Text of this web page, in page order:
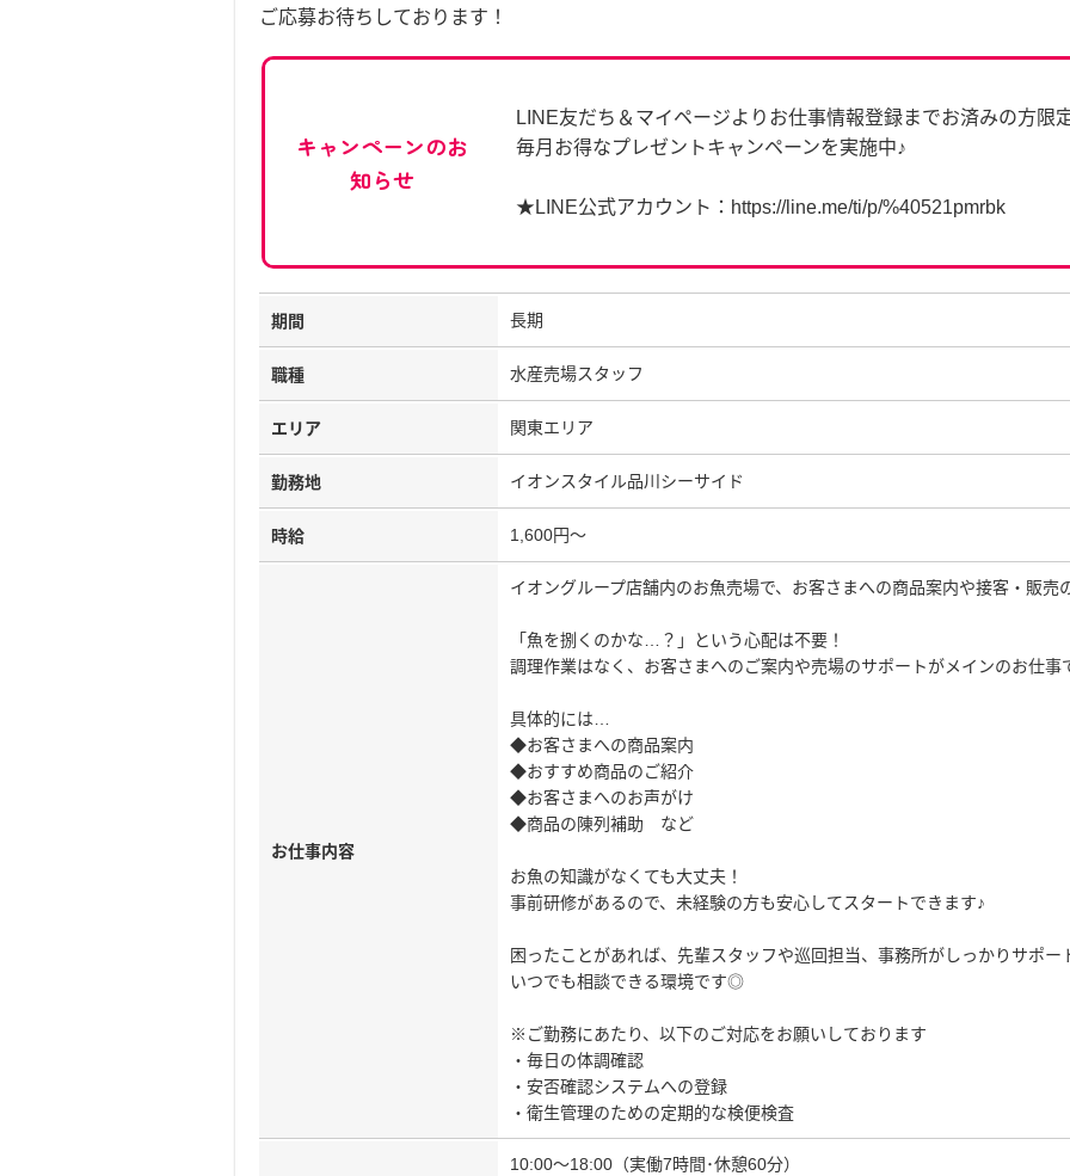
ご応募お待ちしております！
キャンペーンのお
知らせ
LINE友だち＆マイページよりお仕事情報登録までお済みの方限
毎月お得なプレゼントキャンペーンを実施中♪
★LINE公式アカウント：https://line.me/ti/p/%40521pmrbk
期間 長期
職種 水産売場スタッフ
エリア 関東エリア
勤務地 イオンスタイル品川シーサイド
時給 1,600円～
お仕事内容
イオングループ店舗内のお魚売場で、お客さまへの商品案内や接客・販売
「魚を捌くのかな…？」という心配は不要！
調理作業はなく、お客さまへのご案内や売場のサポートがメインのお仕
具体的には…
◆お客さまへの商品案内
◆おすすめ商品のご紹介
◆お客さまへのお声がけ
◆商品の陳列補助 など
お魚の知識がなくても大丈夫！
事前研修があるので、未経験の方も安心してスタートできます♪
困ったことがあれば、先輩スタッフや巡回担当、事務所がしっかりサポー
いつでも相談できる環境です◎
※ご勤務にあたり、以下のご対応をお願いしております
・毎日の体調確認
・安否確認システムへの登録
・衛生管理のための定期的な検便検査
10:00～18:00（実働7時間･休憩60分）